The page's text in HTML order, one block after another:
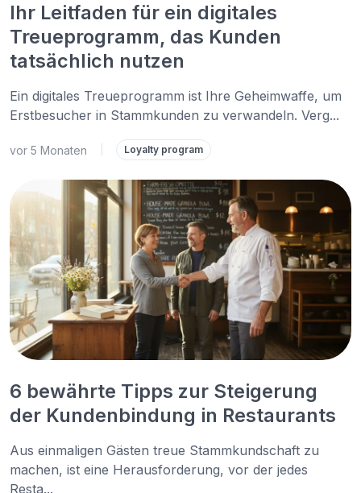
Ihr Leitfaden für ein digitales
Treueprogramm, das Kunden
tatsächlich nutzen
Ein digitales Treueprogramm ist Ihre Geheimwaffe, um
Erstbesucher in Stammkunden zu verwandeln. Verg...
vor 5 Monaten Loyalty program
6 bewährte Tipps zur Steigerung
der Kundenbindung in Restaurants
Aus einmaligen Gästen treue Stammkundschaft zu
machen, ist eine Herausforderung, vor der jedes
Resta...